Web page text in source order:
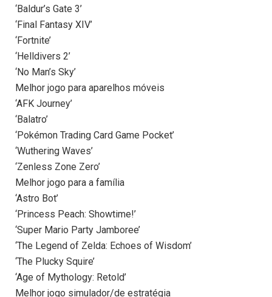
‘Baldur’s Gate 3’
‘Final Fantasy XIV’
‘Fortnite’
‘Helldivers 2’
‘No Man’s Sky’
Melhor jogo para aparelhos móveis
‘AFK Journey’
‘Balatro’
‘Pokémon Trading Card Game Pocket’
‘Wuthering Waves’
‘Zenless Zone Zero’
Melhor jogo para a família
‘Astro Bot’
‘Princess Peach: Showtime!’
‘Super Mario Party Jamboree’
‘The Legend of Zelda: Echoes of Wisdom’
‘The Plucky Squire’
‘Age of Mythology: Retold’
Melhor jogo simulador/de estratégia